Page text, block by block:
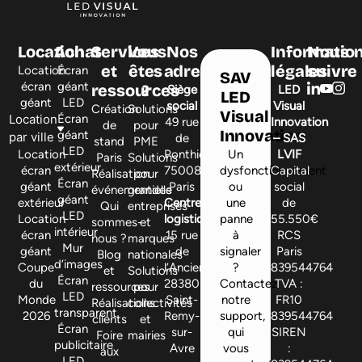
Location
Location
écran
géant
Location
par ville
Location
écran
géant
extérieur
Location
écran
géant
Coupe
du
Monde
2026
Achat
Écran
géant
LED
Écran
géant
LED
extérieur
Écran
géant
LED
intérieur
Mur
d’images
Écran
LED
transparent
Écran
publicitaire
Services
et
ressources
Création
de
stand
Paris
Réalisation
événementielle
Qui
sommes-
nous ?
Blog
et
ressources
Réalisations
clients
Foire
aux
Vous
êtes
?
Solutions
pour
PME
Solutions
pour
grandes
entreprises
et
marques
nationales
Solutions
pour
collectivités
et
mairies
Nos
adresses
Siège
social
49 rue
de
Ponthieu,
75008
Paris
Centre
logistique
15 rue
de
l’Ancienne,
28380
Saint-
Remy-
sur-
Avre
SAV
LED
Visual
Innovation
Un
dysfonctionnement
ou
une
panne
à
signaler
?
Contactez
notre
support,
qui
vous
légales
LED
Visual
Innovation
– SAS
LVIF
Capital
social
de
55.550€
RCS
Paris
839544764
TVA :
FR10
839544764
SIREN
:
Nous
suivre